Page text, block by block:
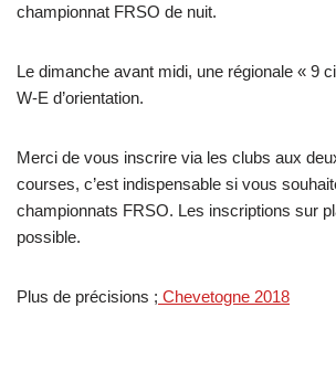
championnat FRSO de nuit.
Le dimanche avant midi, une régionale « 9
W-E d’orientation.
Merci de vous inscrire via les clubs aux
courses, c’est indispensable si vous
championnats FRSO. Les inscriptions sur
possible.
Plus de précisions ; Chevetogne 2018